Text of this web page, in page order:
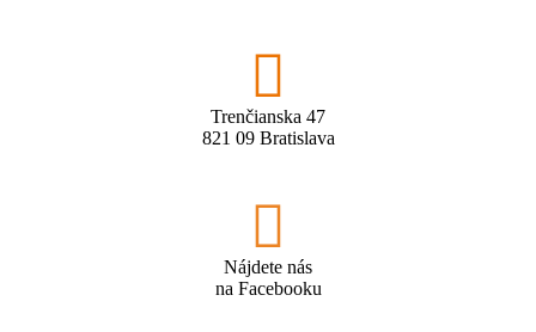
Trenčianska 47
821 09 Bratislava
Nájdete nás
na Facebooku